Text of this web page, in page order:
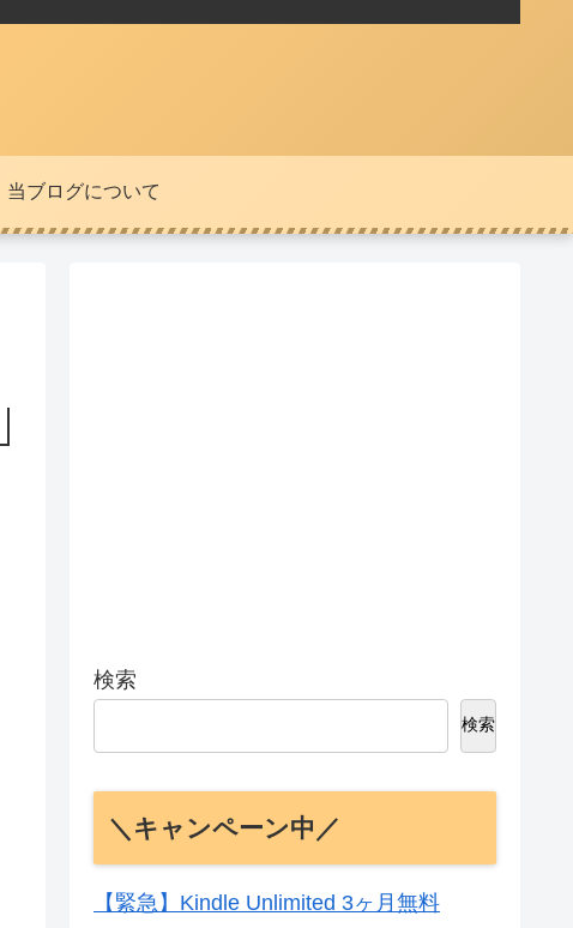
当ブログについて
検索
検索
＼キャンペーン中／
【緊急】Kindle Unlimited 3ヶ月無料